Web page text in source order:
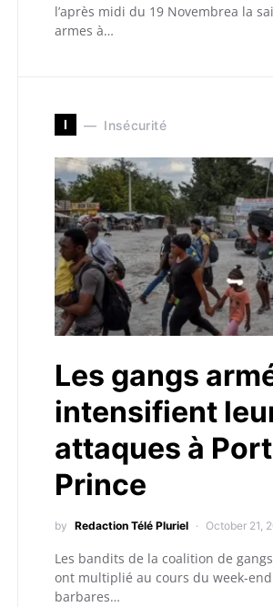
l’après midi du 19 Novembrea la
armes à…
I Insécurité
Les gangs
intensifient
attaques à
Prince
by Redaction Télé Pluriel October 21,
Les bandits de la coalition de
ont multiplié au cours du week-
barbares…